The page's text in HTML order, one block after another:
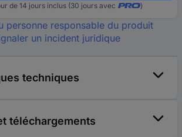
de 14 jours inclus (30 jours avec )
personne responsable du produit
un incident juridique
techniques
téléchargements